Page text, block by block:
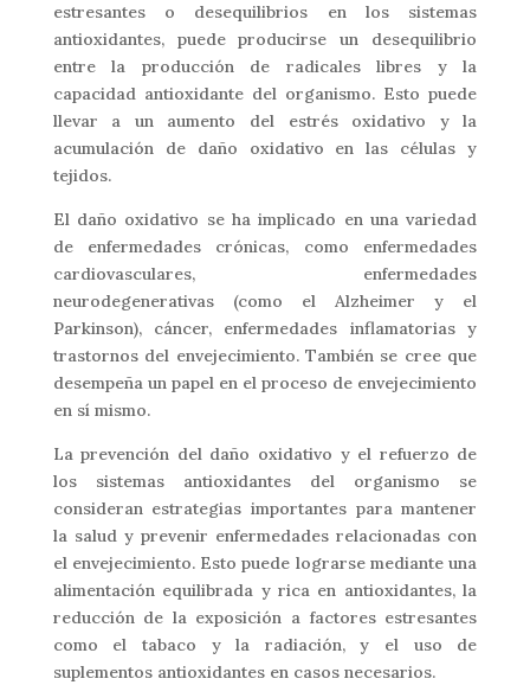
estresantes o desequilibrios en los sistemas
antioxidantes, puede producirse un desequilibrio
entre la producción de radicales libres y la
capacidad antioxidante del organismo. Esto puede
llevar a un aumento del estrés oxidativo y la
acumulación de daño oxidativo en las células y
tejidos.
El daño oxidativo se ha implicado en una variedad
de enfermedades crónicas, como enfermedades
cardiovasculares, enfermedades
neurodegenerativas (como el Alzheimer y el
Parkinson), cáncer, enfermedades inflamatorias y
trastornos del envejecimiento. También se cree que
desempeña un papel en el proceso de envejecimiento
en sí mismo.
La prevención del daño oxidativo y el refuerzo de
los sistemas antioxidantes del organismo se
consideran estrategias importantes para mantener
la salud y prevenir enfermedades relacionadas con
el envejecimiento. Esto puede lograrse mediante una
alimentación equilibrada y rica en antioxidantes, la
reducción de la exposición a factores estresantes
como el tabaco y la radiación, y el uso de
suplementos antioxidantes en casos necesarios.